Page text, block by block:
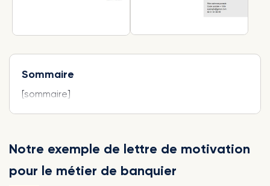
Sommaire
[sommaire]
Notre exemple de lettre de motivation
pour le métier de banquier